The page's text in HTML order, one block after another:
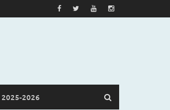
2025-2026